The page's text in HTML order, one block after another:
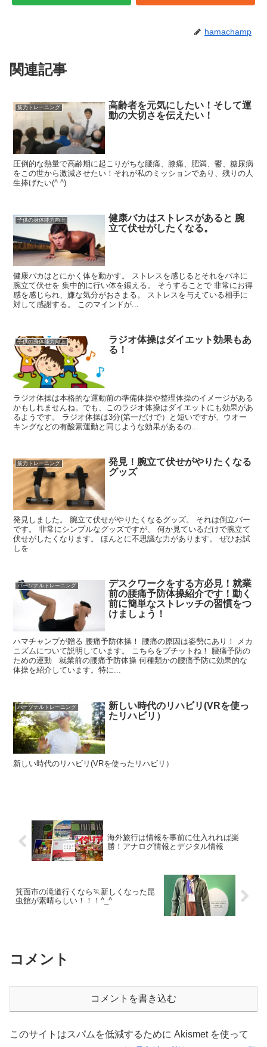
hamachamp
関連記事
筋力トレーニング
高齢者を元気にしたい！そして運
動の大切さを伝えたい！
圧倒的な熱量で高齢期に起こりがちな腰痛、膝痛、肥満、鬱、糖尿病
をこの世から激減させたい！それが私のミッションであり、残りの人
生捧げたい(^ ^)
子供の身体能力向上
健康バカはストレスがあると 腕
立て伏せがしたくなる。
健康バカはとにかく体を動かす。 ストレスを感じるとそれをバネに
腕立て伏せを 集中的に行い体を鍛える。 そうすることで 非常にお得
感を感じられ、嫌な気分がおさまる。 ストレスを与えている相手に
対して感謝する。 このマインドが...
子供の身体能力向上
ラジオ体操はダイエット効果もあ
る！
ラジオ体操は本格的な運動前の準備体操や整理体操のイメージがある
かもしれませんね。でも、このラジオ体操はダイエットにも効果があ
るようです。 ラジオ体操は3分(第一だけで）と短いですが、ウオー
キングなどの有酸素運動と同じような効果があるの...
筋力トレーニング
発見！腕立て伏せがやりたくなる
グッズ
発見しました。 腕立て伏せがやりたくなるグッズ。 それは倒立バー
です。 非常にシンプルなグッズですが、 何か見ているだけで腕立て
伏せがしたくなります。 ほんとに不思議な力があります。 ぜひお試
しを
パーソナルトレーニング
デスクワークをする方必見！就業
前の腰痛予防体操紹介です！動く
前に簡単なストレッチの習慣をつ
けましょう！
ハマチャンプが贈る 腰痛予防体操！ 腰痛の原因は姿勢にあり！ メカ
ニズムについて説明しています。 こちらをプチットね！ 腰痛予防の
ための運動 就業前の腰痛予防体操 何種類かの腰痛予防に効果的な
体操を紹介しています。特に...
パーソナルトレーニング
新しい時代のリハビリ(VRを使っ
たリハビリ）
新しい時代のリハビリ(VRを使ったリハビリ）
海外旅行は情報を事前に仕入れれば楽
勝！アナログ情報とデジタル情報
箕面市の滝道行くなら🏃新しくなった昆
虫館が素晴らしい！！！^_^
コメント
コメントを書き込む
このサイトはスパムを低減するために Akismet を使って